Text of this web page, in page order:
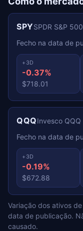
SPYSPDR S&P 500
Fecho na data de
+3D
-0.37%
$718.01
QQQInvesco QQQ
Fecho na data de
+3D
-0.19%
$672.88
Variação dos ativos
data de publicação.
causado.